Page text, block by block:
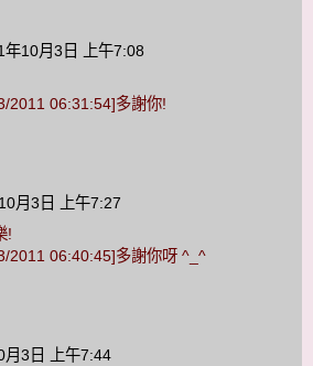
年10月3日 上午7:08
2011 06:31:54]多謝你!
月3日 上午7:27
!
2011 06:40:45]多謝你呀 ^_^
月3日 上午7:44